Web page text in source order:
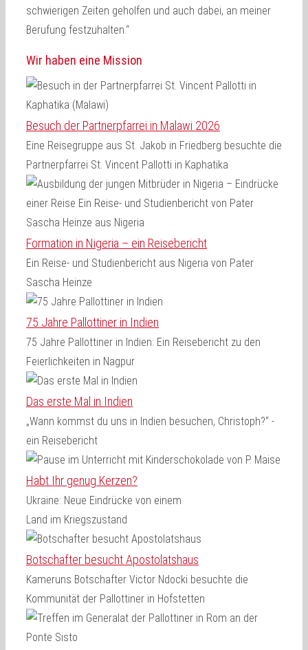
schwierigen Zeiten geholfen und auch dabei, an meiner
Berufung festzuhalten.“
Wir haben eine Mission
Besuch der Partnerpfarrei in Malawi 2026
Eine Reisegruppe aus St. Jakob in Friedberg besuchte die
Partnerpfarrei St. Vincent Pallotti in Kaphatika
Formation in Nigeria – ein Reisebericht
Ein Reise- und Studienbericht aus Nigeria von Pater
Sascha Heinze
75 Jahre Pallottiner in Indien
75 Jahre Pallottiner in Indien: Ein Reisebericht zu den
Feierlichkeiten in Nagpur
Das erste Mal in Indien
„Wann kommst du uns in Indien besuchen, Christoph?“ -
ein Reisebericht
Habt Ihr genug Kerzen?
Ukraine: Neue Eindrücke von einem
Land im Kriegszustand
Botschafter besucht Apostolatshaus
Kameruns Botschafter Victor Ndocki besuchte die
Kommunität der Pallottiner in Hofstetten